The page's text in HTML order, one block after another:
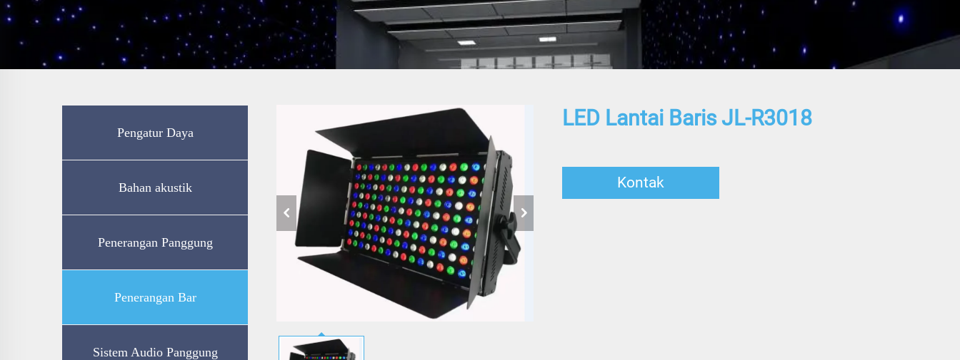
Pengatur Daya
Bahan akustik
Penerangan Panggung
Penerangan Bar
Sistem Audio Panggung
LED Lantai Baris JL-R3018
Kontak